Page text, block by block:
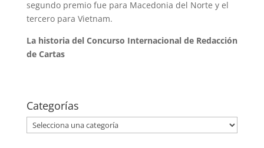
segundo premio fue para Macedonia del Norte y el
tercero para Vietnam.
La historia del Concurso Internacional de Redacción
de Cartas
Categorías